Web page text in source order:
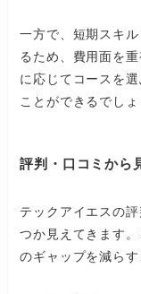
一方で、短期スキ
るため、費用面を
に応じてコースを
ことができるでしょ
評判・口コミから
テックアイエスの
つか見えてきます
のギャップを減らす